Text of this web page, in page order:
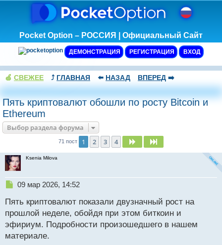
Pocket Option – РОССИЯ | Официальный Сайт
ДЕМОНСТРАЦИЯ РЕГИСТРАЦИЯ ВХОД
🍏 СВЕЖЕЕ ⤴️ ГЛАВНАЯ ⬅️ НАЗАД ВПЕРЕД ➡️
Пять криптовалют обошли по росту Bitcoin и
Ethereum
Выбор раздела форума
71 пост 1 2 3 4 След.
Ksenia Milova
Н
п
р
ч
и
09 мар 2026, 14:52
Пять криптовалют показали двузначный рост на
прошлой неделе, обойдя при этом биткоин и
эфириум. Подробности произошедшего в нашем
материале.